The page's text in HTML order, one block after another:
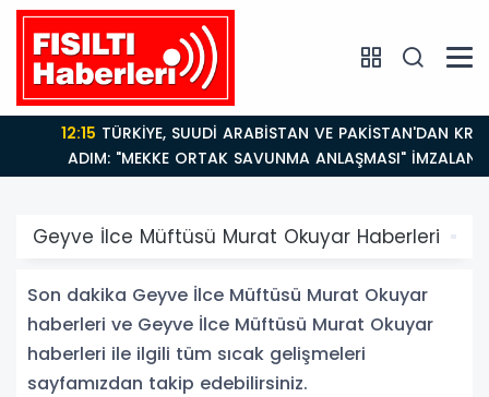
TÜRKİYE, SUUDİ ARABİSTAN VE PAKİSTAN'DAN KRİTİK
ADIM: "MEKKE ORTAK SAVUNMA ANLAŞMASI" İMZALANDI!
Geyve İlce Müftüsü Murat Okuyar Haberleri
Son dakika Geyve İlce Müftüsü Murat Okuyar
haberleri ve Geyve İlce Müftüsü Murat Okuyar
haberleri ile ilgili tüm sıcak gelişmeleri
sayfamızdan takip edebilirsiniz.